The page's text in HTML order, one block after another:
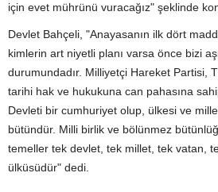
için evet mührünü vuracağız" şeklinde
Devlet Bahçeli, "Anayasanın ilk dört
kimlerin art niyetli planı varsa önce bizi
durumundadır. Milliyetçi Hareket Partisi,
tarihi hak ve hukukuna can pahasına
Devleti bir cumhuriyet olup, ülkesi ve
bütündür. Milli birlik ve bölünmez
temeller tek devlet, tek millet, tek vatan,
ülküsüdür" dedi.